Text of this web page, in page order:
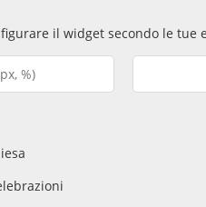
il widget secondo le tue